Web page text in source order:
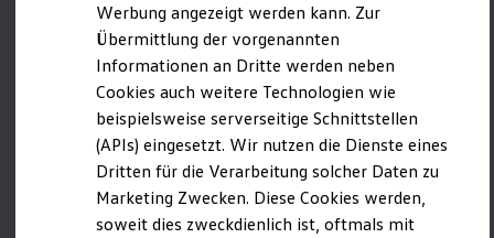
Golf Kollektion
ID. Kollektion
Volkswagen Kollektion
GTI Kollektion
Fußball Drop
we drive football
#wedriveproud
Besitzer und Service
myVolkswagen
Software Updates
Werbung angezeigt werden kann. Zur
Übermittlung der vorgenannten
Informationen an Dritte werden neben
Cookies auch weitere Technologien wie
beispielsweise serverseitige Schnittstellen
(APIs) eingesetzt. Wir nutzen die Dienste eines
Dritten für die Verarbeitung solcher Daten zu
Marketing Zwecken. Diese Cookies werden,
soweit dies zweckdienlich ist, oftmals mit